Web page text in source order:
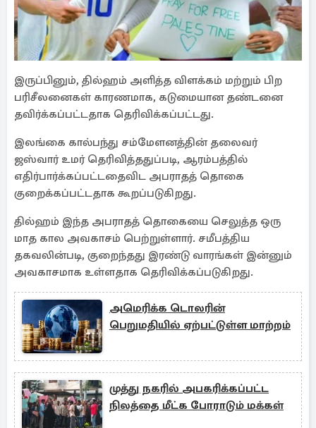
இருப்பினும், தில்ஹம் அளித்த விளக்கம் மற்றும் பிற
பரிசீலனைகள் காரணமாக, கடுமையான தண்டனை
தவிர்க்கப்பட்டதாக தெரிவிக்கப்பட்டது.
இலங்கை கால்பந்து சம்மேளனத்தின் தலைவர்
ஜஸ்வார் உமர் தெரிவித்ததுப்படி, ஆரம்பத்தில்
எதிர்பார்க்கப்பட்டதைவிட அபராதத் தொகை
குறைக்கப்பட்டதாக கூறப்படுகிறது.
தில்ஹம் இந்த அபராதத் தொகையை செலுத்த ஒரு
மாத கால அவகாசம் பெற்றுள்ளார். சமீபத்திய
தகவலின்படி, குறைந்தது இரண்டு வாரங்கள் இன்னும்
அவகாசமாக உள்ளதாக தெரிவிக்கப்படுகிறது.
அமெரிக்க டொலரின்
பெறுமதியில் ஏற்பட்டுள்ள மாற்றம்
முத்து நகரில் அபகரிக்கப்பட்ட
நிலத்தை மீட்க போராடும் மக்கள்